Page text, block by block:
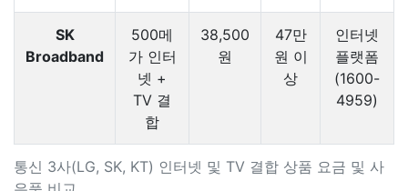
통신 3사(LG, SK, KT) 인터넷 및 TV 결합 상품 요금 및 사
SK
Broadband
500메
가 인터
넷 +
TV 결
합
38,500
원
47만
원 이
상
인터넷
플랫폼
(1600-
4959)